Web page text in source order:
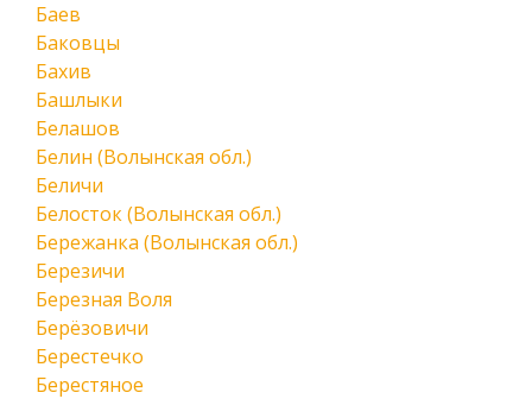
Баев
Баковцы
Бахив
Башлыки
Белашов
Белин (Волынская обл.)
Беличи
Белосток (Волынская обл.)
Бережанка (Волынская обл.)
Березичи
Березная Воля
Берёзовичи
Берестечко
Берестяное